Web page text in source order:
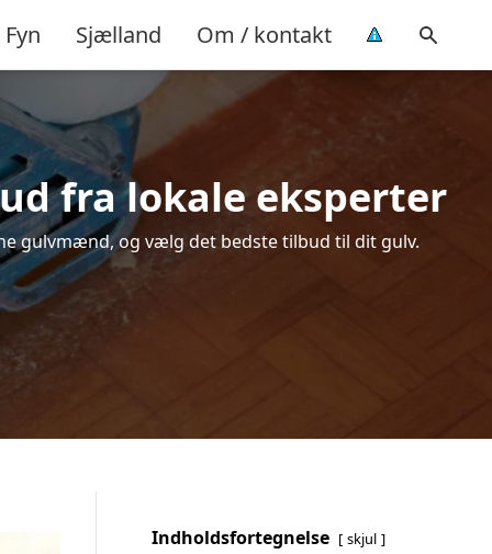
Fyn Sjælland Om / kontakt
fra lokale eksperter
gulvmænd, og vælg det bedste tilbud til dit gulv.
Indholdsfortegnelse skjul